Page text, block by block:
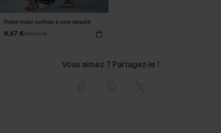
Robe maxi ruchée à une épaule
8,67 €28,90 €
Vous aimez ? Partagez-le !